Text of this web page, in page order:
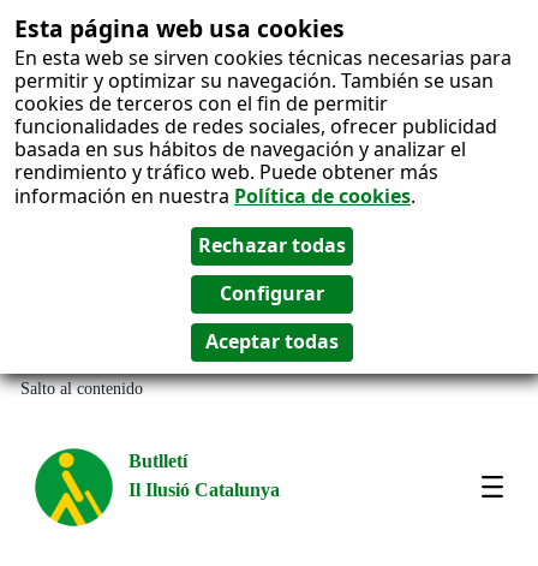
Esta página web usa cookies
En esta web se sirven cookies técnicas necesarias para
permitir y optimizar su navegación. También se usan
cookies de terceros con el fin de permitir
funcionalidades de redes sociales, ofrecer publicidad
basada en sus hábitos de navegación y analizar el
rendimiento y tráfico web. Puede obtener más
información en nuestra Política de cookies.
Salto al contenido
Butlletí
Il Ilusió Catalunya